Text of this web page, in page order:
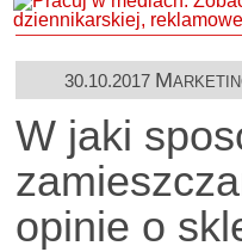
30.10.2017
W jaki
opinie o